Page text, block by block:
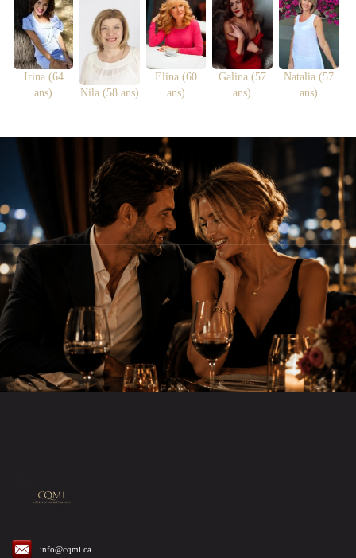
Irina (64
ans)
Nila (58 ans)
Elina (60
ans)
Galina (57
ans)
Natalia (57
ans)
info@cqmi.ca